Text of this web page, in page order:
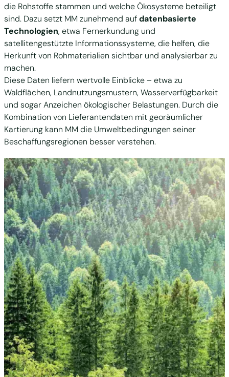
die Rohstoffe stammen und welche Ökosysteme beteiligt
sind. Dazu setzt MM zunehmend aufdatenbasierte
Technologien, etwa Fernerkundung und
satellitengestützte Informationssysteme, die helfen, die
Herkunft von Rohmaterialien sichtbar und analysierbar zu
machen.
Diese Daten liefern wertvolle Einblicke – etwa zu
Waldflächen, Landnutzungsmustern, Wasserverfügbarkeit
und sogar Anzeichen ökologischer Belastungen. Durch die
Kombination von Lieferantendaten mit georäumlicher
Kartierung kann MM die Umweltbedingungen seiner
Beschaffungsregionen besser verstehen.